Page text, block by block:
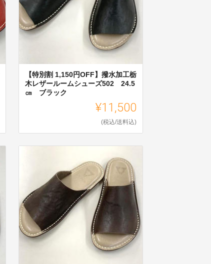
【特別割 1,150円OFF】撥水加工栃
木レザールームシューズ502 24.5
㎝ ブラック
¥11,500
(税込/送料込)